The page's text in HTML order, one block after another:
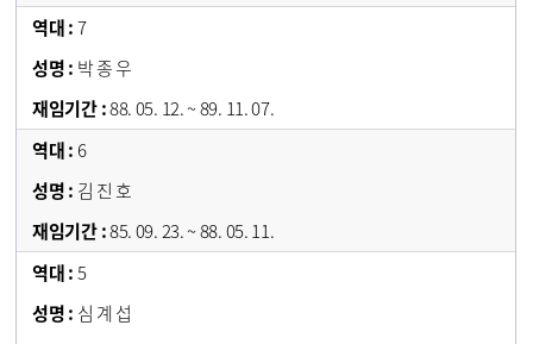
7
박 종 우
88. 05. 12. ~ 89. 11. 07.
6
김 진 호
85. 09. 23. ~ 88. 05. 11.
5
심 계 섭